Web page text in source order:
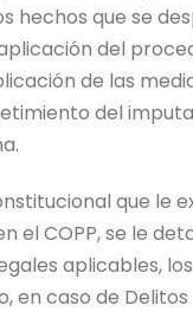
hechos que se
del
de las
del
que le
el COPP, se le
aplicables,
caso de